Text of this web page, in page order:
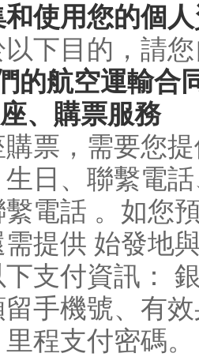
使用您的個
下目的，請
的航空運輸合
、購票服務
票，需要您
日、聯繫電
電話 。如您
提供 始發地
支付資訊：
手機號、有
程支付密碼